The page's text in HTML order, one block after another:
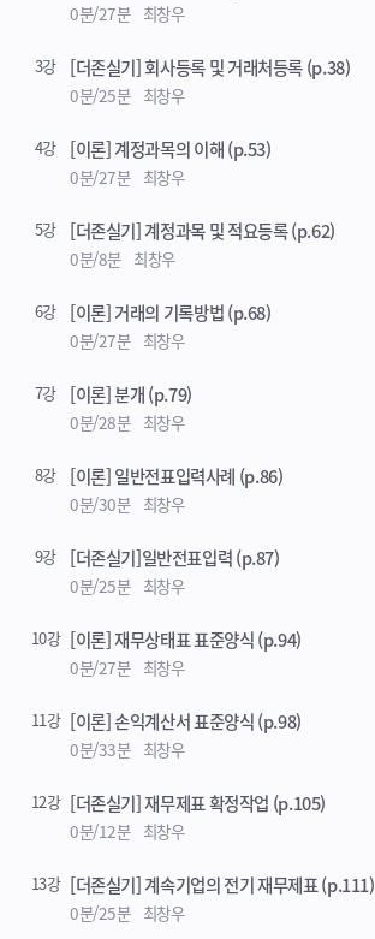
0분/27분 최창우
3강 [더존실기] 회사등록 및 거래처등록 (p.38)
0분/25분 최창우
4강 [이론] 계정과목의 이해 (p.53)
0분/27분 최창우
5강 [더존실기] 계정과목 및 적요등록 (p.62)
0분/8분 최창우
6강 [이론] 거래의 기록방법 (p.68)
0분/27분 최창우
7강 [이론] 분개 (p.79)
0분/28분 최창우
8강 [이론] 일반전표입력사례 (p.86)
0분/30분 최창우
9강 [더존실기]일반전표입력 (p.87)
0분/25분 최창우
10강 [이론] 재무상태표 표준양식 (p.94)
0분/27분 최창우
11강 [이론] 손익계산서 표준양식 (p.98)
0분/33분 최창우
12강 [더존실기] 재무제표 확정작업 (p.105)
0분/12분 최창우
13강 [더존실기] 계속기업의 전기 재무제표 (p.111)
0분/25분 최창우